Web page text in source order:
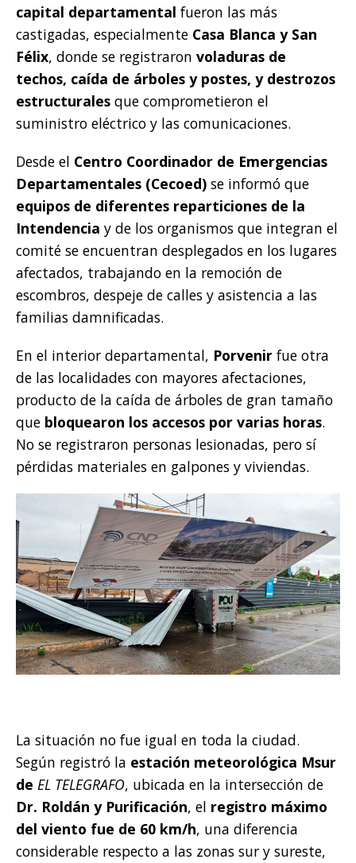
capital departamental fueron las más
castigadas, especialmente Casa Blanca y San
Félix, donde se registraron voladuras de
techos, caída de árboles y postes, y destrozos
estructurales que comprometieron el
suministro eléctrico y las comunicaciones.
Desde el Centro Coordinador de Emergencias
Departamentales (Cecoed) se informó que
equipos de diferentes reparticiones de la
Intendencia y de los organismos que integran el
comité se encuentran desplegados en los lugares
afectados, trabajando en la remoción de
escombros, despeje de calles y asistencia a las
familias damnificadas.
En el interior departamental, Porvenir fue otra
de las localidades con mayores afectaciones,
producto de la caída de árboles de gran tamaño
que bloquearon los accesos por varias horas.
No se registraron personas lesionadas, pero sí
pérdidas materiales en galpones y viviendas.
La situación no fue igual en toda la ciudad.
Según registró la estación meteorológica Msur
de EL TELEGRAFO, ubicada en la intersección de
Dr. Roldán y Purificación, el registro máximo
del viento fue de 60 km/h, una diferencia
considerable respecto a las zonas sur y sureste,